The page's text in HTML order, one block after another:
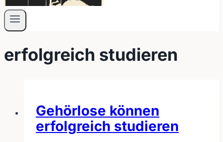
erfolgreich studieren
Gehörlose können
erfolgreich studieren